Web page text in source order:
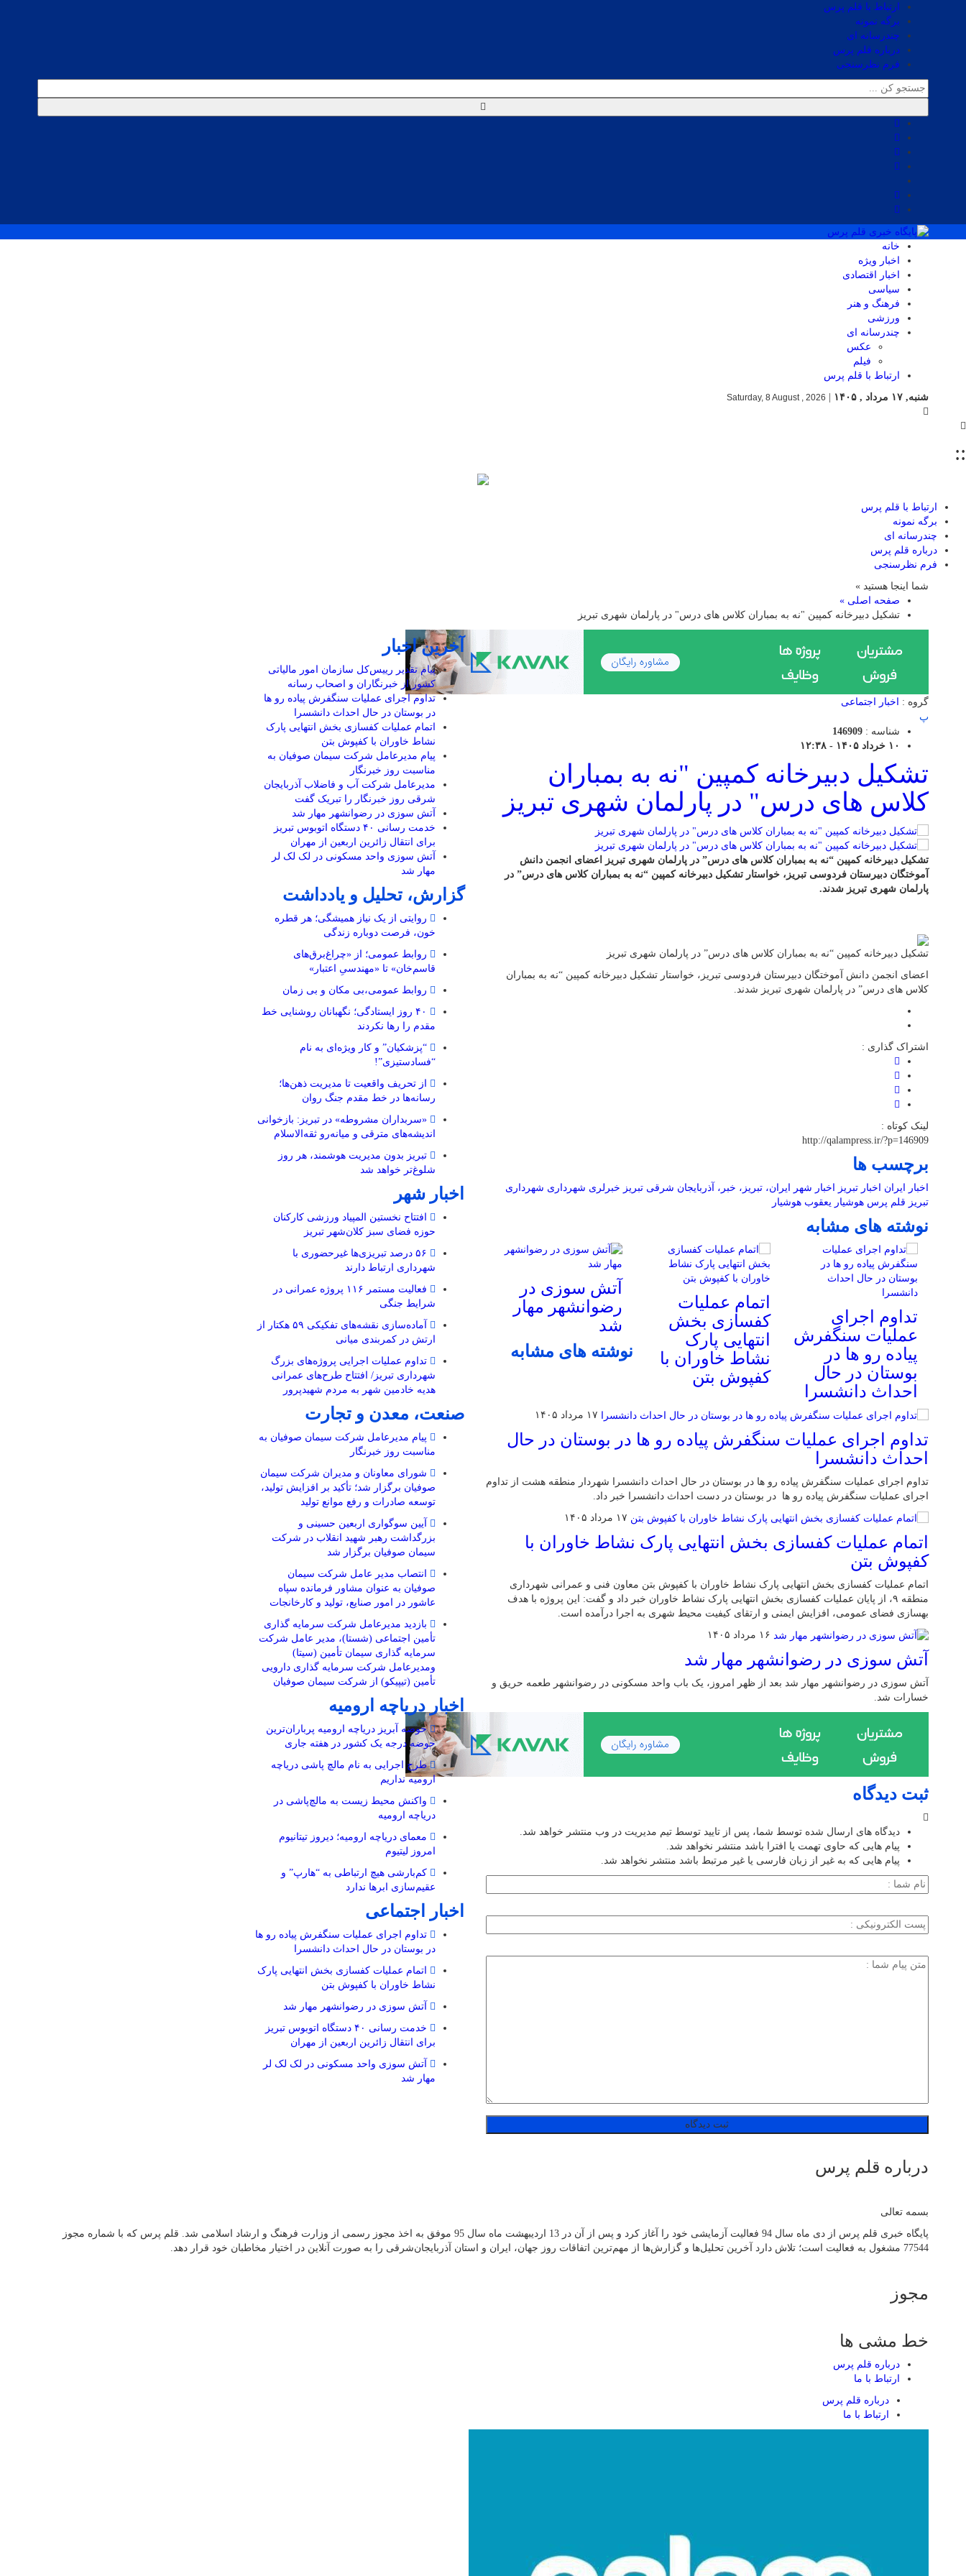
ارتباط با قلم پرس
برگه نمونه
چندرسانه ای
درباره قلم پرس
فرم نظرسنجی
خانه
اخبار ویژه
اخبار اقتصادی
سیاسی
فرهنگ و هنر
ورزشی
چندرسانه ای
عکس
فیلم
ارتباط با قلم پرس
شنبه, ۱۷ مرداد , ۱۴۰۵
Saturday, 8 August , 2026
::
ارتباط با قلم پرس
برگه نمونه
چندرسانه ای
درباره قلم پرس
فرم نظرسنجی
شما اینجا هستید »
صفحه اصلی »
تشکیل دبیرخانه کمپین "نه به بمباران کلاس های درس" در پارلمان شهری تبریز
گروه :
اخبار اجتماعی
پ
شناسه : 146909
۱۰ خرداد ۱۴۰۵ - ۱۲:۳۸
تشکیل دبیرخانه کمپین "نه به بمباران
کلاس های درس" در پارلمان شهری تبریز
تشکیل دبیرخانه کمپین “نه به بمباران کلاس های درس” در پارلمان شهری تبریز اعضای انجمن دانش
آموختگان دبیرستان فردوسی تبریز، خواستار تشکیل دبیرخانه کمپین “نه به بمباران کلاس های درس” در
پارلمان شهری تبریز شدند.
تشکیل دبیرخانه کمپین “نه به بمباران کلاس های درس” در پارلمان شهری تبریز
اعضای انجمن دانش آموختگان دبیرستان فردوسی تبریز، خواستار تشکیل دبیرخانه کمپین “نه به بمباران
کلاس های درس” در پارلمان شهری تبریز شدند.
اشتراک گذاری :
لینک کوتاه :
http://qalampress.ir/?p=146909
برچسب ها
اخبار ایران اخبار تبریز اخبار شهر ایران، تبریز، خبر، آذربایجان شرقی تبریز خبرلری شهرداری شهرداری
تبریز قلم پرس هوشیار یعقوب هوشیار
نوشته های مشابه
تداوم اجرای
عملیات سنگفرش
پیاده رو ها در
بوستان در حال
احداث دانشسرا
اتمام عملیات
کفسازی بخش
انتهایی پارک
نشاط خاوران با
کفپوش بتن
آتش سوزی در
رضوانشهر مهار
شد
نوشته های مشابه
۱۷ مرداد ۱۴۰۵
تداوم اجرای عملیات سنگفرش پیاده رو ها در بوستان در حال
احداث دانشسرا
تداوم اجرای عملیات سنگفرش پیاده رو ها در بوستان در حال احداث دانشسرا شهردار منطقه هشت از تداوم
اجرای عملیات سنگفرش پیاده رو ها در بوستان در دست احداث دانشسرا خبر داد.
۱۷ مرداد ۱۴۰۵
اتمام عملیات کفسازی بخش انتهایی پارک نشاط خاوران با
کفپوش بتن
اتمام عملیات کفسازی بخش انتهایی پارک نشاط خاوران با کفپوش بتن معاون فنی و عمرانی شهرداری
منطقه ۹، از پایان عملیات کفسازی بخش انتهایی پارک نشاط خاوران خبر داد و گفت: این پروژه با هدف
بهسازی فضای عمومی، افزایش ایمنی و ارتقای کیفیت محیط شهری به اجرا درآمده است.
۱۶ مرداد ۱۴۰۵
آتش سوزی در رضوانشهر مهار شد
آتش سوزی در رضوانشهر مهار شد بعد از ظهر امروز، یک باب واحد مسکونی در رضوانشهر طعمه حریق و
خسارات شد.
ثبت دیدگاه
دیدگاه های ارسال شده توسط شما، پس از تایید توسط تیم مدیریت در وب منتشر خواهد شد.
پیام هایی که حاوی تهمت یا افترا باشد منتشر نخواهد شد.
پیام هایی که به غیر از زبان فارسی یا غیر مرتبط باشد منتشر نخواهد شد.
آخرین اخبار
پیام تقدیر رییس‌کل سازمان امور مالیاتی
کشور از خبرنگاران و اصحاب رسانه
تداوم اجرای عملیات سنگفرش پیاده رو ها
در بوستان در حال احداث دانشسرا
اتمام عملیات کفسازی بخش انتهایی پارک
نشاط خاوران با کفپوش بتن
پیام مدیرعامل شرکت سیمان صوفیان به
مناسبت روز خبرنگار
مدیرعامل شرکت آب و فاضلاب آذربایجان
شرقی روز خبرنگار را تبریک گفت
آتش سوزی در رضوانشهر مهار شد
خدمت رسانی ۴۰ دستگاه اتوبوس تبریز
برای انتقال زائرین اربعین از مهران
آتش سوزی واحد مسکونی در لک لک لر
مهار شد
گزارش، تحلیل و یادداشت
روایتی از یک نیاز همیشگی؛ هر قطره
خون، فرصت دوباره زندگی
روابط عمومی؛ از «چراغ‌برق‌های
قاسم‌خان» تا «مهندسیِ اعتبار»
روابط عمومی،بی مکان و بی زمان
۴۰ روز ایستادگی؛ نگهبانان روشنایی خط
مقدم را رها نکردند
“پزشکیان” و کار ویژه‌ای به نام
“فسادستیزی”!
از تحریف واقعیت تا مدیریت ذهن‌ها؛
رسانه‌ها در خط مقدم جنگ روان
«سربداران مشروطه» در تبریز: بازخوانی
اندیشه‌های مترقی و میانه‌رو ثقه‌الاسلام
تبریز بدون مدیریت هوشمند، هر روز
شلوغ‌تر خواهد شد
اخبار شهر
افتتاح نخستین المپیاد ورزشی کارکنان
حوزه فضای سبز کلان‌شهر تبریز
۵۶ درصد تبریزی‌ها غیرحضوری با
شهرداری ارتباط دارند
فعالیت مستمر ۱۱۶ پروژه عمرانی در
شرایط جنگی
آماده‌سازی نقشه‌های تفکیکی ۵۹ هکتار از
ارتش در کمربندی میانی
تداوم عملیات اجرایی پروژه‌های بزرگ
شهرداری تبریز/ افتتاح طرح‌های عمرانی
هدیه خادمین شهر به مردم شهیدپرور
صنعت، معدن و تجارت
پیام مدیرعامل شرکت سیمان صوفیان به
مناسبت روز خبرنگار
شورای معاونان و مدیران شرکت سیمان
صوفیان برگزار شد؛ تأکید بر افزایش تولید،
توسعه صادرات و رفع موانع تولید
آیین سوگواری اربعین حسینی و
بزرگداشت رهبر شهید انقلاب در شرکت
سیمان صوفیان برگزار شد
انتصاب مدیر عامل شرکت سیمان
صوفیان به عنوان مشاور فرمانده سپاه
عاشور در امور صنایع، تولید و کارخانجات
بازدید مدیرعامل شرکت سرمایه گذاری
تأمین اجتماعی (شستا)، مدیر عامل شرکت
سرمایه گذاری سیمان تأمین (سیتا)
ومدیرعامل شرکت سرمایه گذاری دارویی
تأمین (تیپیکو) از شرکت سیمان صوفیان
اخبار دریاچه ارومیه
حوضه آبریز دریاچه ارومیه پرباران‌ترین
حوضه‌ درجه یک کشور در هفته جاری
طرح اجرایی به نام مالچ پاشی دریاچه
ارومیه نداریم
واکنش محیط زیست به مالچ‌پاشی در
دریاچه ارومیه
معمای دریاچه ارومیه؛ دیروز تیتانیوم
امروز لیتیوم
کم‌بارشی هیچ ارتباطی به “هارپ” و
عقیم‌سازی ابرها ندارد
اخبار اجتماعی
تداوم اجرای عملیات سنگفرش پیاده رو ها
در بوستان در حال احداث دانشسرا
اتمام عملیات کفسازی بخش انتهایی پارک
نشاط خاوران با کفپوش بتن
آتش سوزی در رضوانشهر مهار شد
خدمت رسانی ۴۰ دستگاه اتوبوس تبریز
برای انتقال زائرین اربعین از مهران
آتش سوزی واحد مسکونی در لک لک لر
مهار شد
درباره قلم پرس
بسمه تعالی
پایگاه خبری قلم پرس از دی ماه سال 94 فعالیت آزمایشی خود را آغاز کرد و پس از آن در 13 اردیبهشت ماه سال 95 موفق به اخذ مجوز رسمی از وزارت فرهنگ و ارشاد اسلامی شد. قلم پرس که با شماره مجوز
77544 مشغول به فعالیت است؛ تلاش دارد آخرین تحلیل‌ها و گزارش‌ها از مهم‌ترین اتفاقات روز جهان، ایران و استان آذربایجان‌شرقی را به صورت آنلاین در اختیار مخاطبان خود قرار دهد.
مجوز
خط مشی ها
درباره قلم پرس
ارتباط با ما
درباره قلم پرس
ارتباط با ما